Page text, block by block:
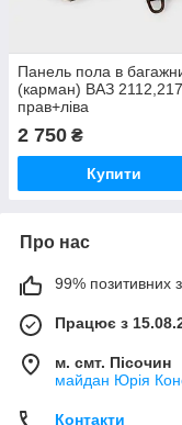
Панель пола в
(карман) ВАЗ
прав+ліва
2 750 ₴
Купити
Про нас
99% позитивних з
Працює з
м. смт. Пісочин
майдан Юрія
Контакти